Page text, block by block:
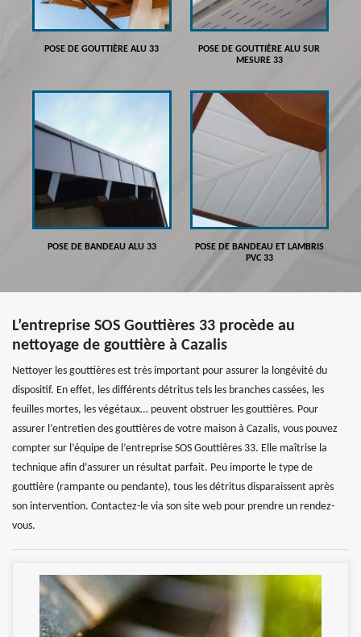
POSE DE GOUTTIÈRE ALU 33
POSE DE GOUTTIÈRE ALU SUR
MESURE 33
POSE DE BANDEAU ALU 33
POSE DE BANDEAU ET LAMBRIS
PVC 33
L’entreprise SOS Gouttières 33 procède au
nettoyage de gouttière à Cazalis
Nettoyer les gouttières est très important pour assurer la longévité du
dispositif. En effet, les différents détritus tels les branches cassées, les
feuilles mortes, les végétaux… peuvent obstruer les gouttières. Pour
assurer l’entretien des gouttières de votre maison à Cazalis, vous pouvez
compter sur l’équipe de l’entreprise SOS Gouttières 33. Elle maîtrise la
technique afin d’assurer un résultat parfait. Peu importe le type de
gouttière (rampante ou pendante), tous les détritus disparaissent après
son intervention. Contactez-le via son site web pour prendre un rendez-
vous.